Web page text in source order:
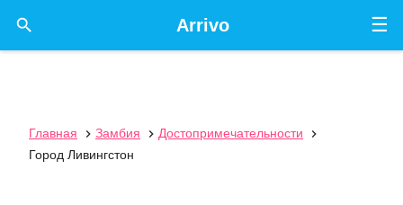
☰
Arrivo

Главная  Замбия  Достопримечательности

Город Ливингстон